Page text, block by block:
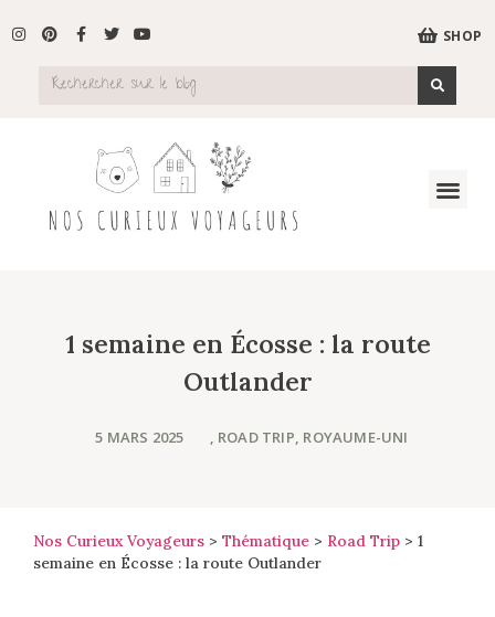
SHOP
1 semaine en Écosse : la route
Outlander
5 MARS 2025 , ROAD TRIP, ROYAUME-UNI
Nos Curieux Voyageurs > Thématique > Road Trip > 1
semaine en Écosse : la route Outlander